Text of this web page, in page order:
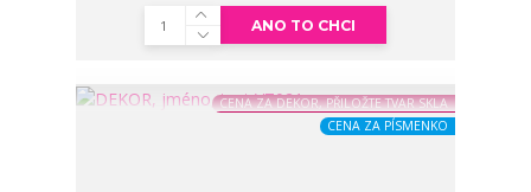
ANO TO CHCI
CENA ZA DEKOR, PŘILOŽTE TVAR SKLA
CENA ZA PÍSMENKO